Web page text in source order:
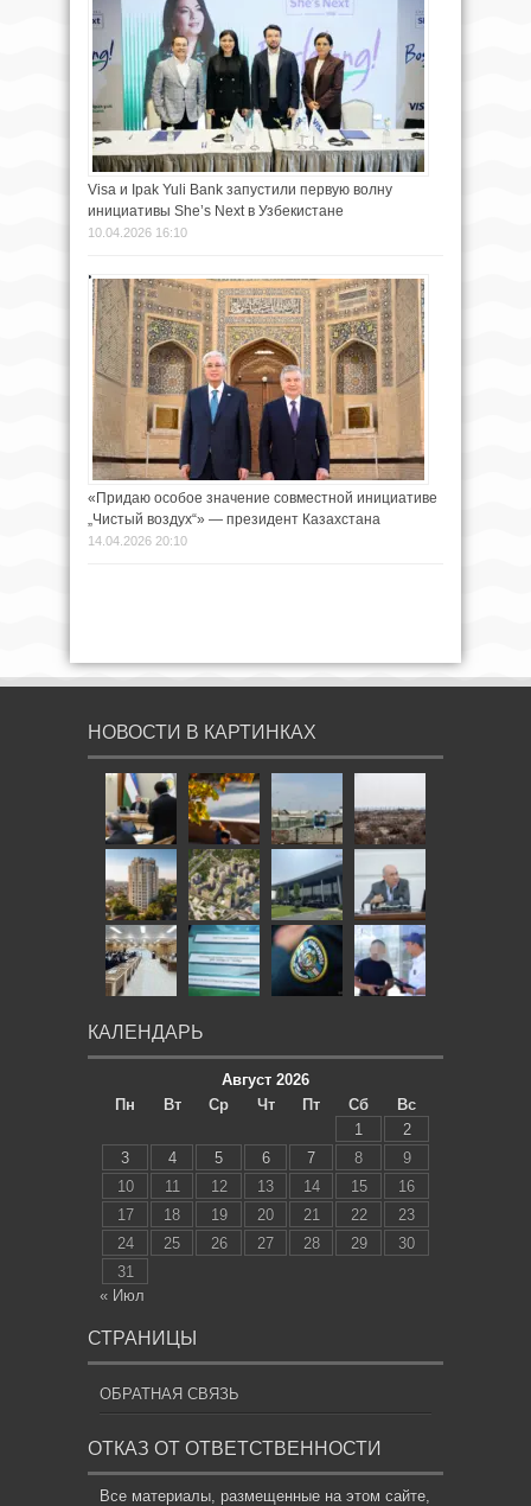
Visa и Ipak Yuli Bank запустили первую волну
инициативы She’s Next в Узбекистане
10.04.2026 16:10
«Придаю особое значение совместной инициативе
„Чистый воздух“» — президент Казахстана
14.04.2026 20:10
НОВОСТИ В КАРТИНКАХ
КАЛЕНДАРЬ
Август 2026
Пн
Вт Ср Чт Пт Сб
Вс
1
2
3
4 5 6 7 8
9
10
11 12 13 14 15
16
17
18 19 20 21 22
23
24
25 26 27 28 29
30
31
« Июл
СТРАНИЦЫ
ОБРАТНАЯ СВЯЗЬ
ОТКАЗ ОТ ОТВЕТСТВЕННОСТИ
Все материалы, размещенные на этом сайте,